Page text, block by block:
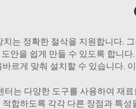
치는 정확한 절삭을 지원합니다.
안을 쉽게 만들 수 있도록 합니다.
바르게 맞춰 설치할 수 있습니다.
터는 다양한 도구를 사용하여 재
적합하도록 각각 다른 장점과 특